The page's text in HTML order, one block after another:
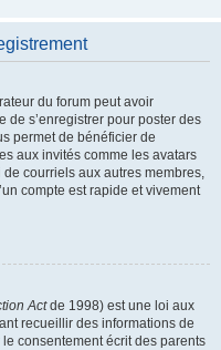
du forum peut avoir
de s’enregistrer pour poster des
permet de bénéficier de
aux invités comme les avatars
courriels aux autres membres,
compte est rapide et vivement
Actde 1998) est une loi aux
recueillir des informations de
consentement écrit des parents